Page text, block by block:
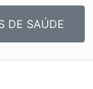
DE SAÚDE